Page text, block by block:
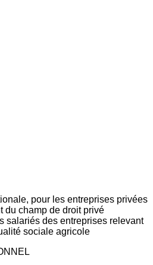
pour les entreprises privées
du champ de droit privé
salariés des entreprises relevant
sociale agricole